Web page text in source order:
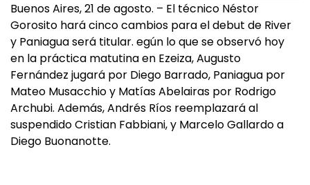
Buenos Aires, 21 de agosto. – El técnico Néstor
Gorosito hará cinco cambios para el debut de River
y Paniagua será titular. egún lo que se observó hoy
en la práctica matutina en Ezeiza, Augusto
Fernández jugará por Diego Barrado, Paniagua por
Mateo Musacchio y Matías Abelairas por Rodrigo
Archubi. Además, Andrés Ríos reemplazará al
suspendido Cristian Fabbiani, y Marcelo Gallardo a
Diego Buonanotte.